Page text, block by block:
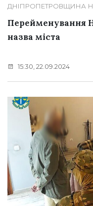
ДНІПРОПЕТРОВЩИНА
Перейменування
назва міста
15:30, 22.09.2024